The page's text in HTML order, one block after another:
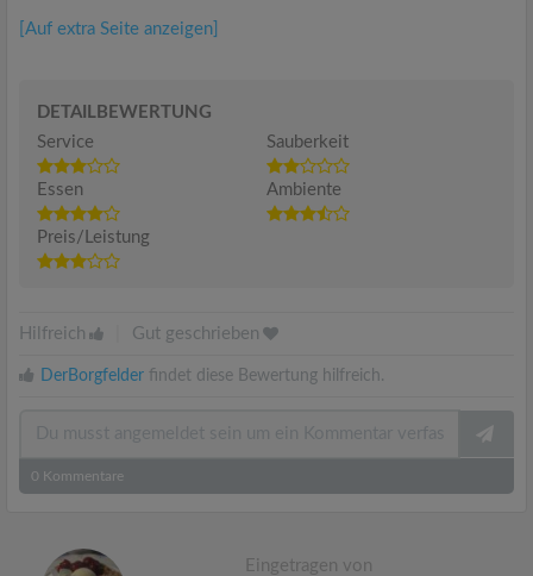
[Auf extra Seite anzeigen]
DETAILBEWERTUNG
Service
Sauberkeit
Essen Ambiente
Preis/Leistung
Hilfreich Gut geschrieben
DerBorgfelder findet diese Bewertung hilfreich.
0 Kommentare
Eingetragen von